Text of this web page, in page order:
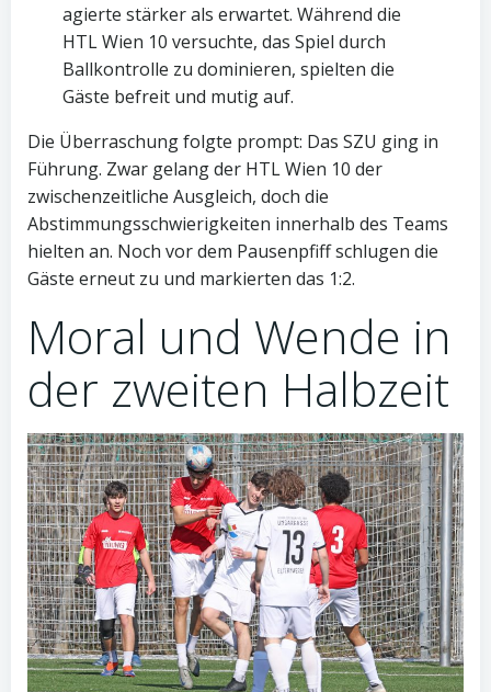
agierte stärker als erwartet. Während die
HTL Wien 10 versuchte, das Spiel durch
Ballkontrolle zu dominieren, spielten die
Gäste befreit und mutig auf.
Die Überraschung folgte prompt: Das SZU ging in
Führung. Zwar gelang der HTL Wien 10 der
zwischenzeitliche Ausgleich, doch die
Abstimmungsschwierigkeiten innerhalb des Teams
hielten an. Noch vor dem Pausenpfiff schlugen die
Gäste erneut zu und markierten das 1:2.
Moral und Wende in
der zweiten Halbzeit